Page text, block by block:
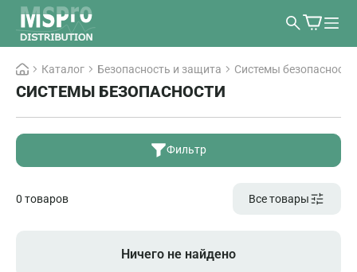
Каталог Безопасность и защита Системы безопасности
СИСТЕМЫ БЕЗОПАСНОСТИ
Фильтр
0 товаров Все товары
Ничего не найдено